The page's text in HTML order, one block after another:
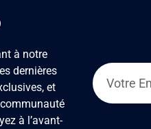
à notre
dernières
et
à l’avant-